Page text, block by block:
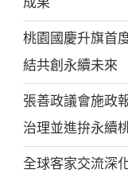
成果
桃園國慶升旗首
結共創永續未來
張善政議會施政
治理並進拚永續
全球客家交流深